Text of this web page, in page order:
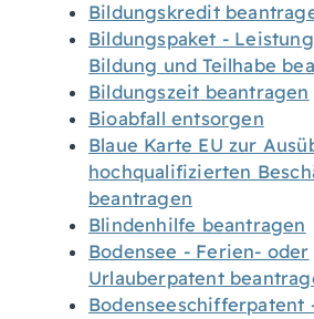
Bildungskredit
Bildungspaket -
Bildung und Teilhabe
Bildungszeit beantragen
Bioabfall entsorgen
Blaue Karte EU zur
hochqualifizierten
beantragen
Blindenhilfe beantragen
Bodensee - Ferien- oder
Urlauberpatent
Bodenseeschifferpatent